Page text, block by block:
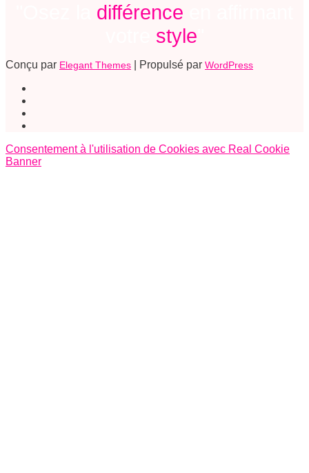
différence
style
Conçu par Elegant Themes | Propulsé par WordPress
Consentement à l'utilisation de Cookies avec Real Cookie
Banner